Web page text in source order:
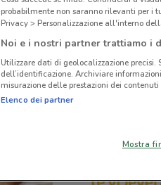
probabilmente non saranno rilevanti per i
Privacy > Personalizzazione all'interno
Noi e i nostri partner trattiamo i
Utilizzare dati di geolocalizzazione
dell’identificazione. Archiviare
misurazione delle prestazioni dei
Elenco dei partner
Mostra